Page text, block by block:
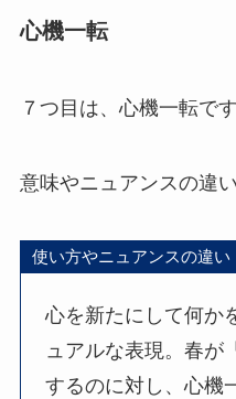
心機一転
７つ目は、心機一転です
意味やニュアンスの違
使い方やニュアンスの違い
心を新たにして何か
ュアルな表現。春が
するのに対し、心機